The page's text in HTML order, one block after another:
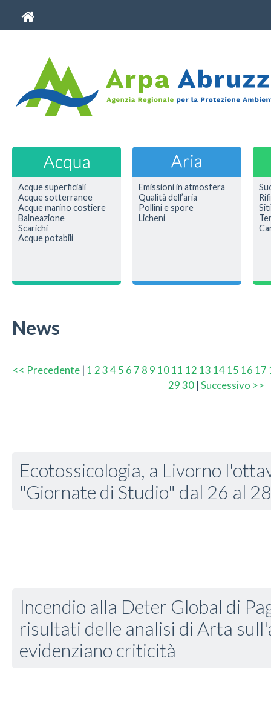
Acque superficiali
Acque sotterranee
Acque marino costiere
Balneazione
Scarichi
Acque potabili
Emissioni in atmosfera
Qualità dell’aria
Pollini e spore
Licheni
News
<< Precedente | 1 2345 6 7 8 9 1011 12 13 1415 16 17
2930 |Successivo >>
Ecotossicologia, a Livorno
"Giornate di Studio" dal 26 al
Incendio alla Deter Global di
risultati delle analisi di Arta
evidenziano criticità